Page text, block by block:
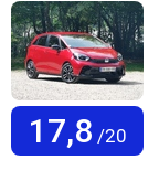
17,8 /20